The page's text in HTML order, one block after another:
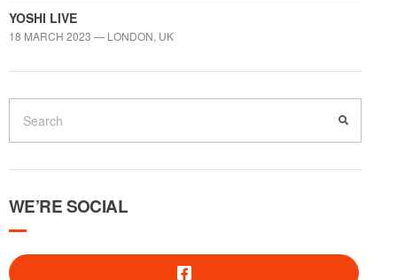
YOSHI LIVE
18 MARCH 2023 — LONDON, UK
WE’RE SOCIAL